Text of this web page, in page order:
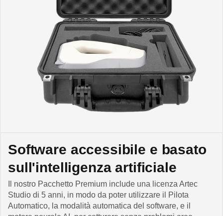
Software accessibile e basato
sull'intelligenza artificiale
Il nostro Pacchetto Premium include una licenza Artec
Studio di 5 anni, in modo da poter utilizzare il Pilota
Automatico, la modalità automatica del software, e il